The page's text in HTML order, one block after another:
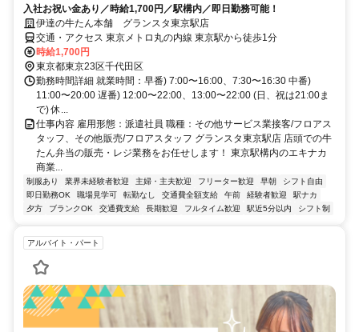
入社お祝い金あり／時給1,700円／駅構内／即日勤務可能！
伊達の牛たん本舗 グランスタ東京駅店
交通・アクセス 東京メトロ丸の内線 東京駅から徒歩1分
時給1,700円
東京都東京23区千代田区
勤務時間詳細 就業時間：早番) 7:00〜16:00、7:30〜16:30 中番)
11:00〜20:00 遅番) 12:00〜22:00、13:00〜22:00 (日、祝は21:00ま
で) 休...
仕事内容 雇用形態：派遣社員 職種：その他サービス業接客/フロアス
タッフ、その他販売/フロアスタッフ グランスタ東京駅店 店頭での牛
たん弁当の販売・レジ業務をお任せします！ 東京駅構内のエキナカ
商業...
制服あり 業界未経験者歓迎 主婦・主夫歓迎 フリーター歓迎 早朝
シフト自由
即日勤務OK
職場見学可 転勤なし 交通費全額支給 午前 経験者歓迎
駅ナカ
夕方
ブランクOK 交通費支給 長期歓迎 フルタイム歓迎 駅近5分以内 シフト制
アルバイト・パート